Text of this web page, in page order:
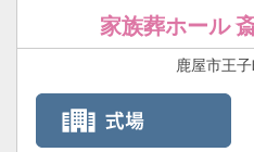
家族葬ホール
鹿屋市王子